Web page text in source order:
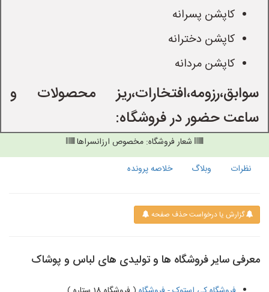
کاپشن پسرانه
کاپشن دخترانه
کاپشن مردانه
سوابق،رزومه،افتخارات،ریز محصولات و
ساعت حضور در فروشگاه:
شعار فروشگاه: مخصوص ارزانسراها
نظرات
وبلاگ خلاصه پرونده
گزارش یا درخواست حذف صفحه
معرفی سایر فروشگاه ها و تولیدی های لباس و پوشاک